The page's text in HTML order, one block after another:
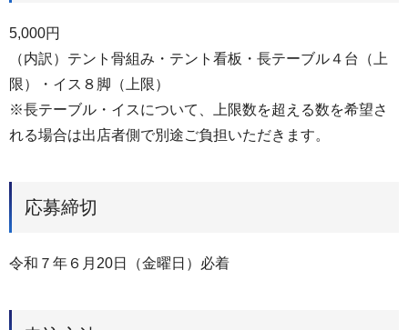
5,000円
（内訳）テント骨組み・テント看板・長テーブル４台（上
限）・イス８脚（上限）
※長テーブル・イスについて、上限数を超える数を希望さ
れる場合は出店者側で別途ご負担いただきます。
応募締切
令和７年６月20日（金曜日）必着